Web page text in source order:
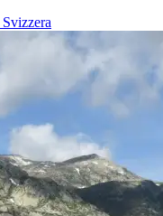
Svizzera